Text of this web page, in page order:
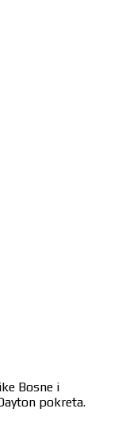
Bosne i
pokreta.